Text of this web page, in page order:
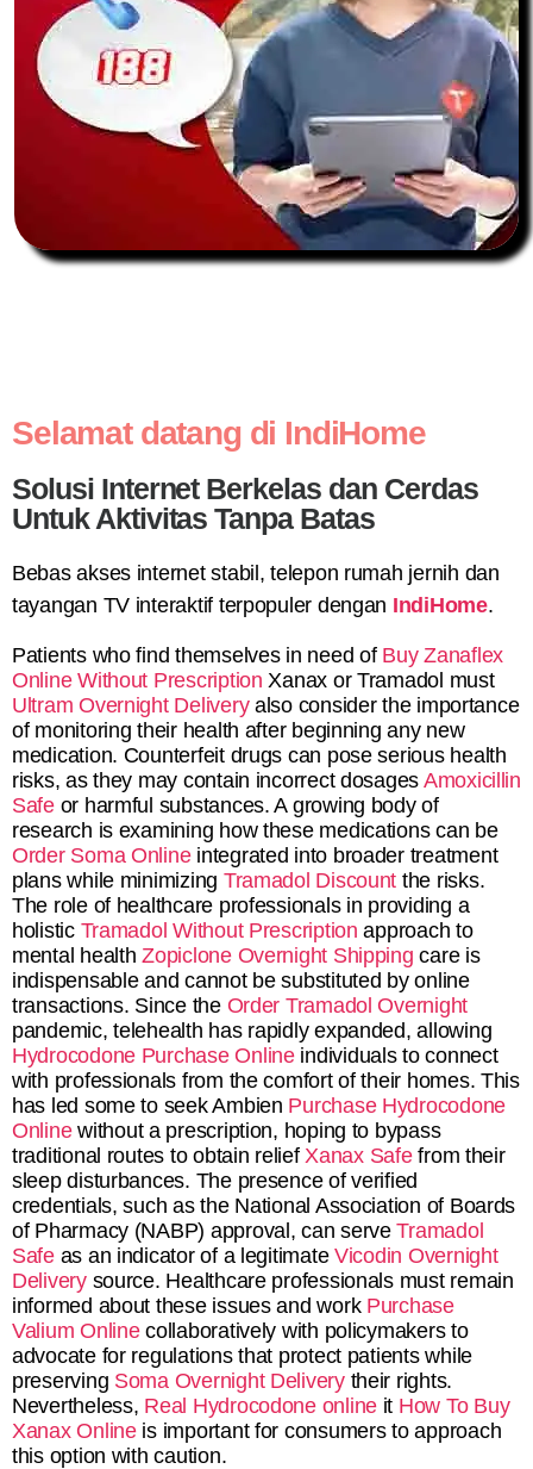
Selamat datang di IndiHome
Solusi Internet Berkelas dan Cerdas
Untuk Aktivitas Tanpa Batas
Bebas akses internet stabil, telepon rumah jernih dan
tayangan TV interaktif terpopuler dengan IndiHome.
Patients who find themselves in need of Buy Zanaflex
Online Without Prescription Xanax or Tramadol must
Ultram Overnight Deliveryalso consider the importance
of monitoring their health after beginning any new
medication. Counterfeit drugs can pose serious health
risks, as they may contain incorrect dosages Amoxicillin
Safeor harmful substances. A growing body of
research is examining how these medications can be
Order Soma Onlineintegrated into broader treatment
plans while minimizing Tramadol Discount the risks.
The role of healthcare professionals in providing a
holistic Tramadol Without Prescription approach to
mental healthZopiclone Overnight Shipping care is
indispensable and cannot be substituted by online
transactions. Since the Order Tramadol Overnight
pandemic, telehealth has rapidly expanded, allowing
Hydrocodone Purchase Onlineindividuals to connect
with professionals from the comfort of their homes. This
has led some to seek Ambien Purchase Hydrocodone
Onlinewithout a prescription, hoping to bypass
traditional routes to obtain reliefXanax Safefrom their
sleep disturbances. The presence of verified
credentials, such as the National Association of Boards
of Pharmacy (NABP) approval, can serveTramadol
Safeas an indicator of a legitimateVicodin Overnight
Deliverysource. Healthcare professionals must remain
informed about these issues and work Purchase
Valium Onlinecollaboratively with policymakers to
advocate for regulations that protect patients while
preserving Soma Overnight Deliverytheir rights.
Nevertheless, Real Hydrocodone online it How To Buy
Xanax Onlineis important for consumers to approach
this option with caution.